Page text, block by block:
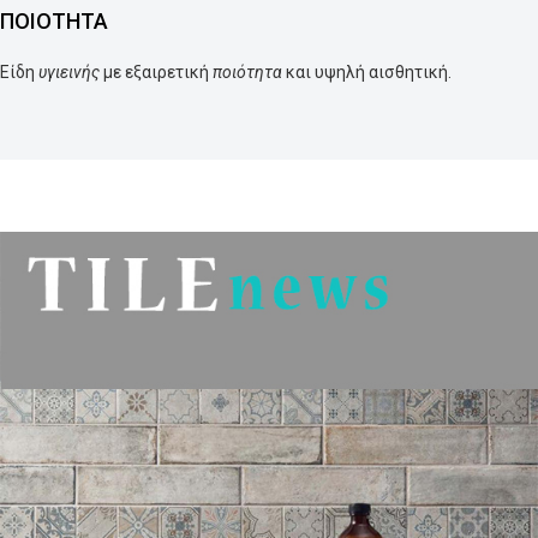
ΠΟΙΟΤΗΤΑ
Είδη υγιεινήςμε εξαιρετική ποιότητακαι υψηλή αισθητική.